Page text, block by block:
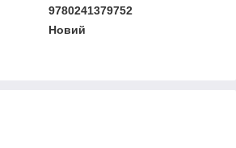
9780241379752
Новий